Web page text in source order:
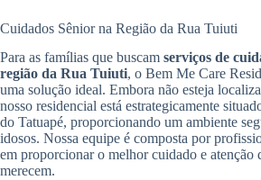
Cuidados Sênior na Região da Rua Tuiuti
Para as famílias que buscam serviços de
região da Rua Tuiuti, o Bem Me Care
uma solução ideal. Embora não esteja
nosso residencial está estrategicamente
do Tatuapé, proporcionando um ambiente
idosos. Nossa equipe é composta por
em proporcionar o melhor cuidado e atenção
merecem.